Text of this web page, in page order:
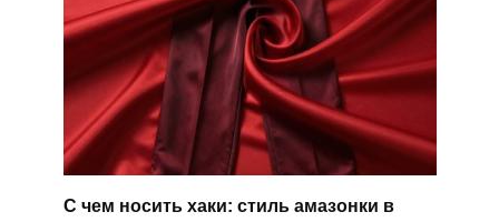
С чем носить хаки: стиль амазонки в